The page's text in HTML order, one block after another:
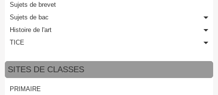
Sujets de brevet
Sujets de bac
Histoire de l'art
TICE
SITES DE CLASSES
PRIMAIRE